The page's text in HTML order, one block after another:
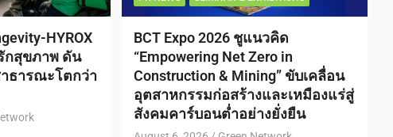
HYROX
กสุขภาพ ดัน
ธารณะโตกว่า
BCT Expo 2026 ชูแนวคิด
“Empowering Net Zero in
Construction & Mining” ขับเคลื่อน
อุตสาหกรรมก่อสร้างและเหมืองแร่สู่
สังคมคาร์บอนต่ำอย่างยั่งยืน
August 6, 2026 Green Network